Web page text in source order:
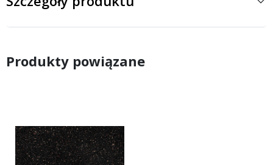
Produkty powiązane